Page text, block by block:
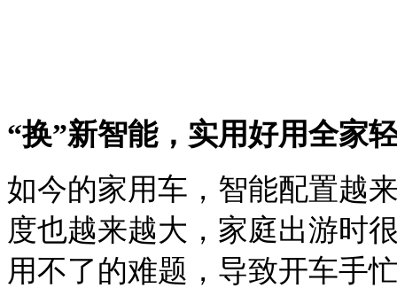
“换”新智能，实用好用全家
如今的家用车，智能配置越
度也越来越大，家庭出游时
用不了的难题，导致开车手